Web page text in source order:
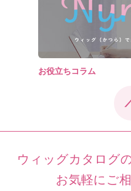
お役立ちコラム
ウィッグカタログ
お気軽にご